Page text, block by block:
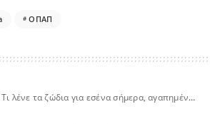
ΟΠΑΠ
Τι λένε τα ζώδια για εσένα σήμερα, αγαπημένε μου αναγνώστη